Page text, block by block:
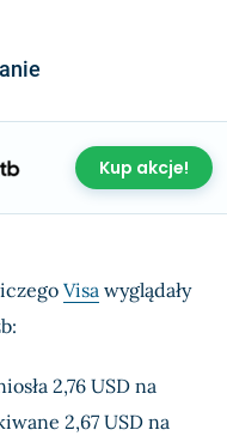
Kup akcje!
Visa wyglądały
2,76 USD na
2,67 USD na